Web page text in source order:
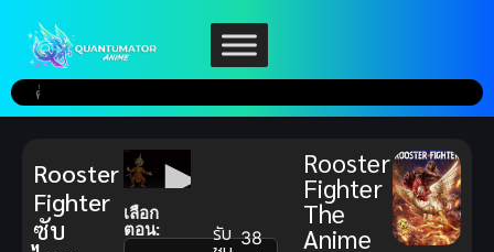
เลือก
ตอน: รับ 38
Rooster
Fighter
The
Anime
Rooster
Fighter
ซับ